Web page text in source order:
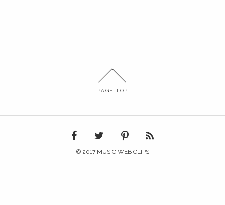
PAGE TOP
© 2017 MUSIC WEB CLIPS